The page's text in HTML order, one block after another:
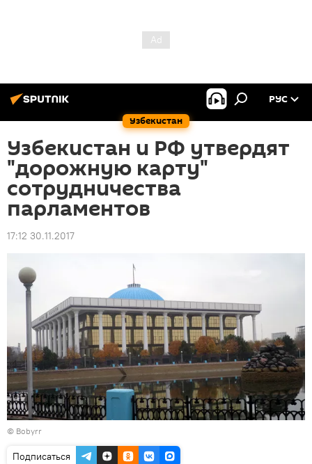
Узбекистан
РУС
Узбекистан и РФ утвердят
"дорожную карту"
сотрудничества
парламентов
17:12 30.11.2017
© Bobyrr
Подписаться